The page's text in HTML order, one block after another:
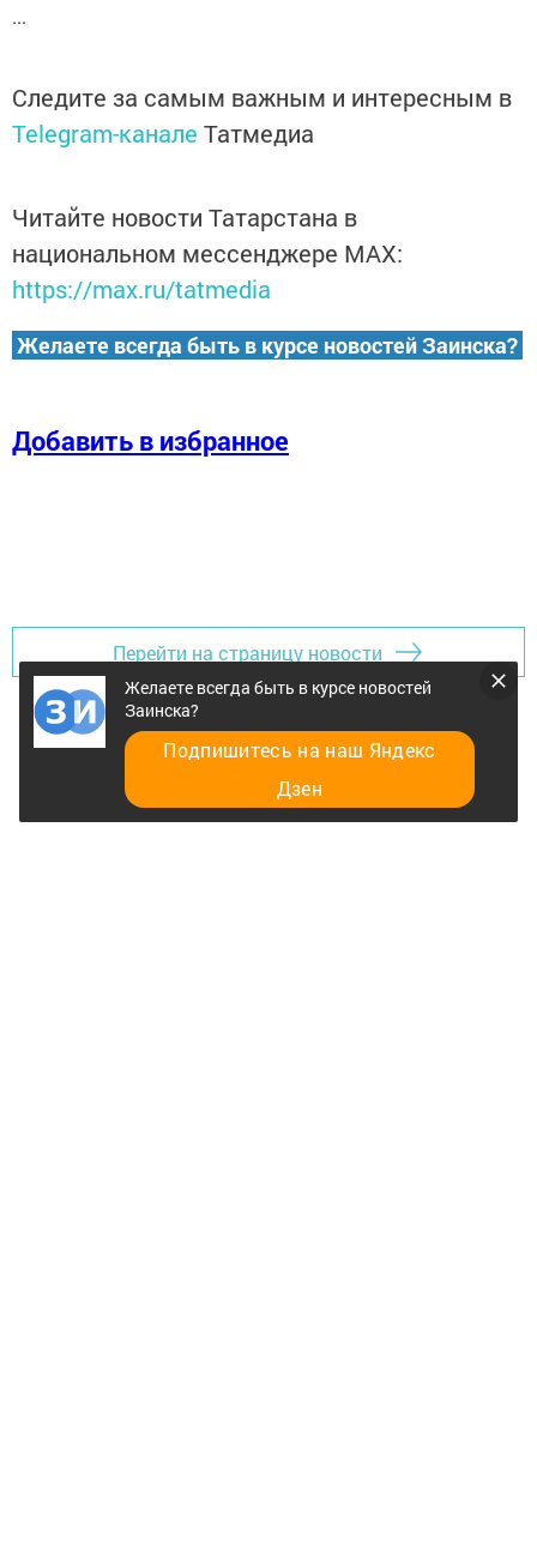
...
Следите за самым важным и интересным в
Telegram-канале Татмедиа
Читайте новости Татарстана в
национальном мессенджере MАХ:
https://max.ru/tatmedia
Желаете всегда быть в курсе новостей Заинска?
Добавить в избранное
Перейти на страницу новости
Желаете всегда быть в курсе новостей
Заинска?
Подпишитесь на наш Яндекс
Дзен